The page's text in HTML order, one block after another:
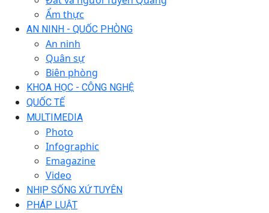
Ẩm thực
AN NINH - QUỐC PHÒNG
An ninh
Quân sự
Biên phòng
KHOA HỌC - CÔNG NGHỆ
QUỐC TẾ
MULTIMEDIA
Photo
Infographic
Emagazine
Video
NHỊP SỐNG XỨ TUYÊN
PHÁP LUẬT